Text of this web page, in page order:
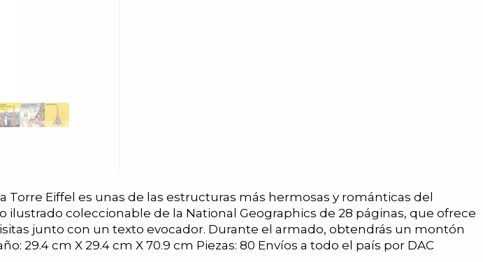
Eiffel es unas de las estructuras más hermosas y románticas del
coleccionable de la National Geographics de 28 páginas, que ofrece
junto con un texto evocador. Durante el armado, obtendrás un montón
29.4 cm X 29.4 cm X 70.9 cm Piezas: 80 Envíos a todo el país por DAC